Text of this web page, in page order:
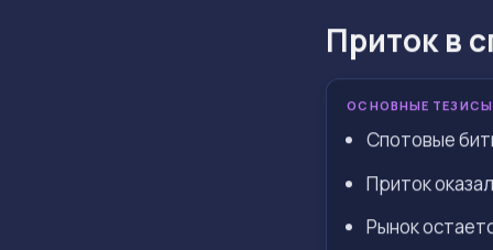
Приток в
ОСНОВНЫЕ ТЕЗИСЫ
Спотовые
Приток
Рынок